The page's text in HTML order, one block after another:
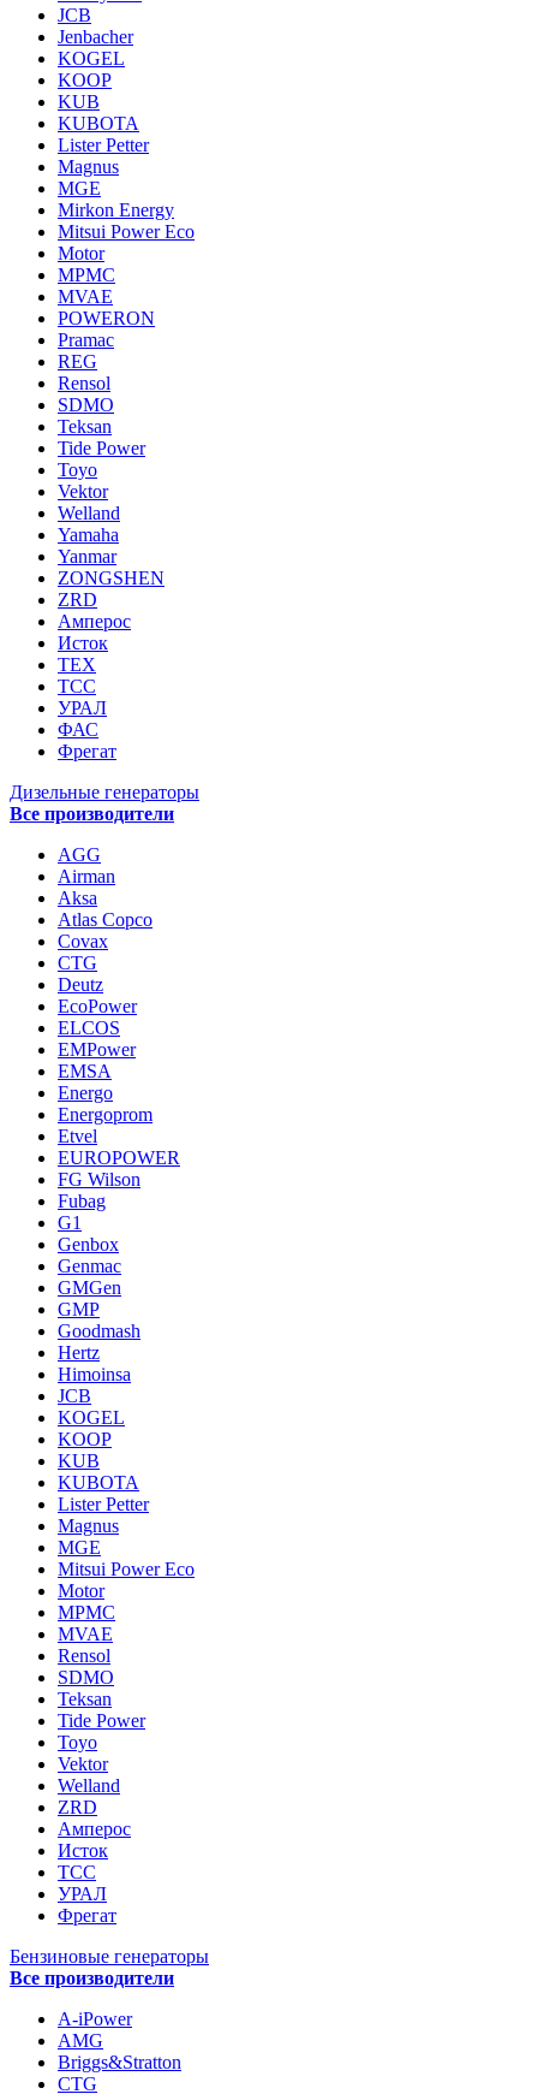
JCB
Jenbacher
KOGEL
KOOP
KUB
KUBOTA
Lister Petter
Magnus
MGE
Mirkon Energy
Mitsui Power Eco
Motor
MPMC
MVAE
POWERON
Pramac
REG
Rensol
SDMO
Teksan
Tide Power
Toyo
Vektor
Welland
Yamaha
Yanmar
ZONGSHEN
ZRD
Амперос
Исток
ТЕХ
ТСС
УРАЛ
ФАС
Фрегат
Дизельные генераторы
Все производители
AGG
Airman
Aksa
Atlas Copco
Covax
CTG
Deutz
EcoPower
ELCOS
EMPower
EMSA
Energo
Energoprom
Etvel
EUROPOWER
FG Wilson
Fubag
G1
Genbox
Genmac
GMGen
GMP
Goodmash
Hertz
Himoinsa
JCB
KOGEL
KOOP
KUB
KUBOTA
Lister Petter
Magnus
MGE
Mitsui Power Eco
Motor
MPMC
MVAE
Rensol
SDMO
Teksan
Tide Power
Toyo
Vektor
Welland
ZRD
Амперос
Исток
ТСС
УРАЛ
Фрегат
Бензиновые генераторы
Все производители
A-iPower
AMG
Briggs&Stratton
CTG